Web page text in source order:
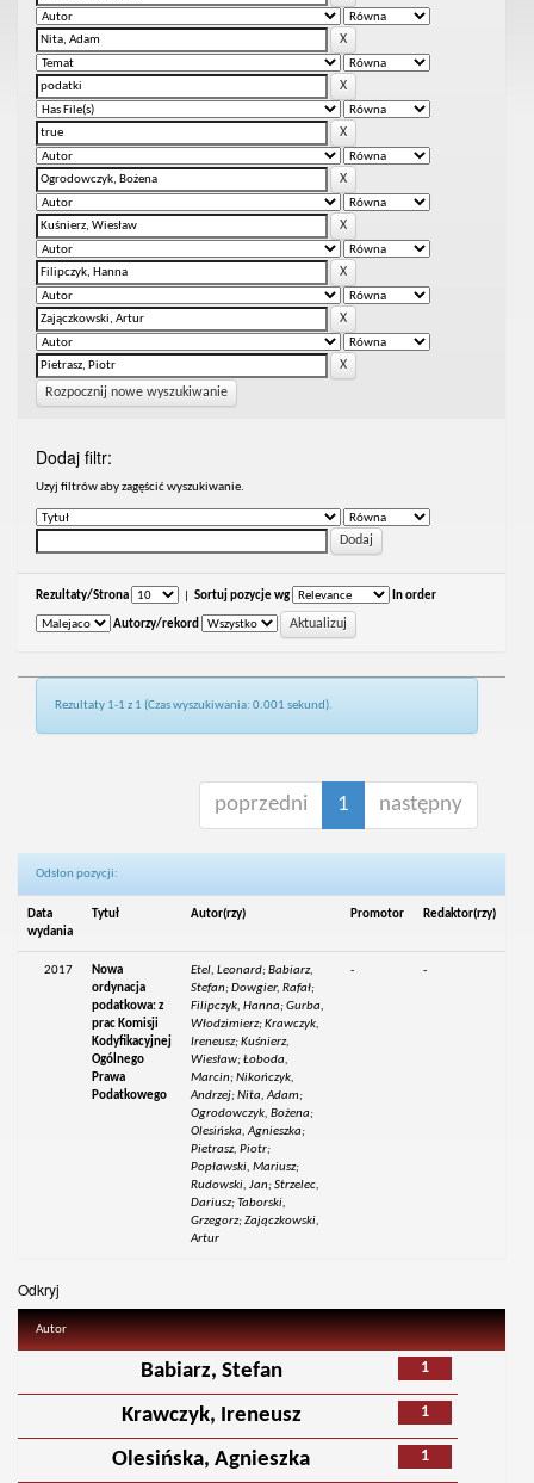
Rozpocznij nowe wyszukiwanie
Dodaj filtr:
Uzyj filtrów aby zagęścić wyszukiwanie.
Rezultaty/Strona Sortuj pozycje wg In order
Autorzy/rekord
Rezultaty 1-1 z 1 (Czas wyszukiwania: 0.001 sekund).
poprzedni 1 następny
Odsłon pozycji:
Data
wydania
Tytuł Autor(rzy) Promotor Redaktor(rzy)
2017
Nowa
ordynacja
podatkowa: z
prac Komisji
Kodyfikacyjnej
Ogólnego
Prawa
Podatkowego
Etel, Leonard; Babiarz,
Stefan; Dowgier, Rafał;
Filipczyk, Hanna; Gurba,
Włodzimierz; Krawczyk,
Ireneusz; Kuśnierz,
Wiesław; Łoboda,
Marcin; Nikończyk,
Andrzej; Nita, Adam;
Ogrodowczyk, Bożena;
Olesińska, Agnieszka;
Pietrasz, Piotr;
Popławski, Mariusz;
Rudowski, Jan; Strzelec,
Dariusz; Taborski,
Grzegorz; Zajączkowski,
Artur
- -
Odkryj
Autor
1
Babiarz, Stefan
1
Krawczyk, Ireneusz
1
Olesińska, Agnieszka